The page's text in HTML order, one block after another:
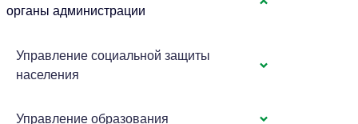
органы администрации
Управление социальной защиты
населения
Управление образования